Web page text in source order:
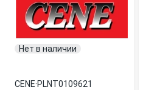
Нет в наличии
CENE·PLNT0109621